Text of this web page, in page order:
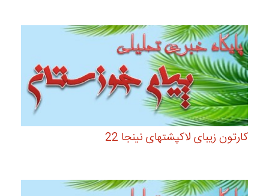
کارتون زیبای لاکپشتهای نینجا 22